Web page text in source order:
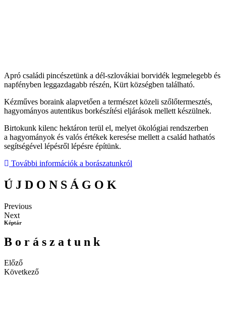
Apró családi pincészetünk a dél-szlovákiai borvidék legmelegebb és
napfényben leggazdagabb részén, Kürt községben található.
Kézműves boraink alapvetően a természet közeli szőlőtermesztés,
hagyományos autentikus borkészítési eljárások mellett készülnek.
Birtokunk kilenc hektáron terül el, melyet ökológiai rendszerben
a hagyományok és valós értékek keresése mellett a család hathatós
segítségével lépésről lépésre építünk.
További információk a borászatunkról
Ú J D O N S Á G O K
Previous
Next
Képtár
B o r á s z a t u n k
Előző
Következő